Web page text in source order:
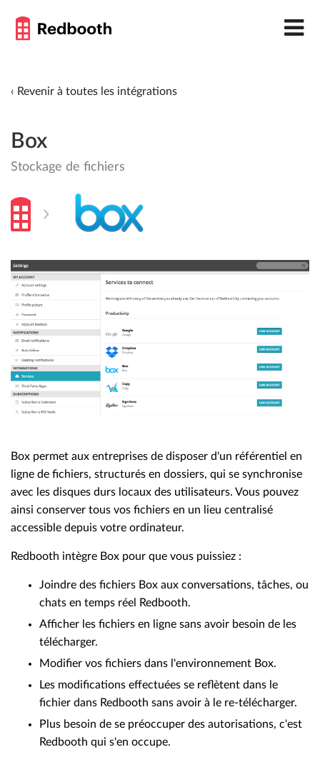
‹ Revenir à toutes les intégrations
Box
Stockage de fichiers
Box permet aux entreprises de disposer d'un référentiel en
ligne de fichiers, structurés en dossiers, qui se synchronise
avec les disques durs locaux des utilisateurs. Vous pouvez
ainsi conserver tous vos fichiers en un lieu centralisé
accessible depuis votre ordinateur.
Redbooth intègre Box pour que vous puissiez :
Joindre des fichiers Box aux conversations, tâches, ou
chats en temps réel Redbooth.
Afficher les fichiers en ligne sans avoir besoin de les
télécharger.
Modifier vos fichiers dans l'environnement Box.
Les modifications effectuées se reflètent dans le
fichier dans Redbooth sans avoir à le re-télécharger.
Plus besoin de se préoccuper des autorisations, c'est
Redbooth qui s'en occupe.